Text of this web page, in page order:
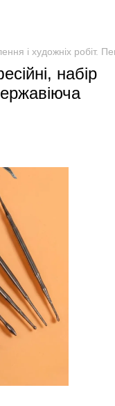
і художніх робіт.
набір